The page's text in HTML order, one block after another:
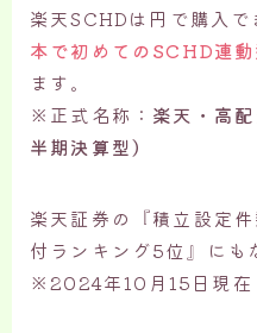
楽天SCHDは円で購入で
本で初めてのSCHD連
ます。
※正式名称： 楽天・高
半期決算型）
楽天証券の『積立設定
付ランキング5位』にも
※2024年10月15日現在